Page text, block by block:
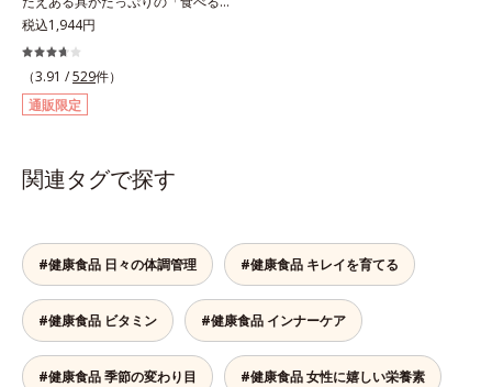
覧ください。・BEAUTY夏祭りは、
こちら
スープ。クリーミーなスープに大粒
コーンやクルトン、鶏肉のような食
感の大豆たんぱくなど、具だくさん
の「食べる」スープです。ボリュー
ム感のある食べごたえで、お腹にし
ゲン*を1,000mgも配合。ダイエッ
制限で心配な栄養面もしっかりカバ
ー。ビタミン10種とミネラル2種を
約1/3日分、食物繊維を4.0gも配合
し、満腹感と朝のスッキリを期待で
きます。＊吸収しやすいコラーゲン
ペプチドを使用しています。
税込1,944円
（3.91 /529件）
通販限定
関連タグで探す
#健康食品 日々の体調管理 #健康食品 キレイを育てる
#健康食品 ビタミン #健康食品 インナーケア
#健康食品 季節の変わり目 #健康食品 女性に嬉しい栄養素